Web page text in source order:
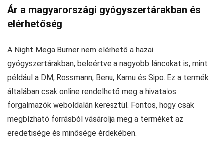
Ár a magyarországi gyógyszertárakban és
elérhetőség
A Night Mega Burner nem elérhető a hazai
gyógyszertárakban, beleértve a nagyobb láncokat is, mint
például a DM, Rossmann, Benu, Kamu és Sipo. Ez a termék
általában csak online rendelhető meg a hivatalos
forgalmazók weboldalán keresztül. Fontos, hogy csak
megbízható forrásból vásárolja meg a terméket az
eredetisége és minősége érdekében.